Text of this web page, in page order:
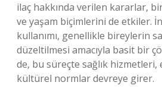
ilaç hakkında verilen kararlar,
ve yaşam biçimlerini de etkiler.
kullanımı, genellikle bireylerin
düzeltilmesi amacıyla basit bir
de, bu süreçte sağlık hizmetleri,
kültürel normlar devreye girer.